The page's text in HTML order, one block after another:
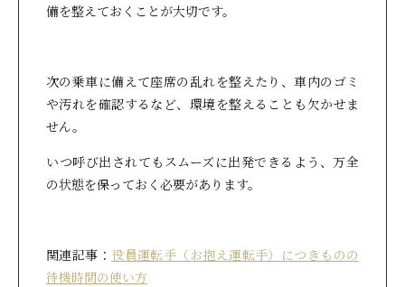
備を整えておくことが大切です。
次の乗車に備えて座席の乱れを整えたり、車内のゴミ
や汚れを確認するなど、環境を整えることも欠かせま
せん。
いつ呼び出されてもスムーズに出発できるよう、万全
の状態を保っておく必要があります。
関連記事： 役員運転手（お抱え運転手）につきものの
待機時間の使い方